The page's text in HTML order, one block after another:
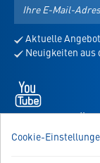
Cookie-
Mail-
für
den
Aktuelle
Neuigkeiten aus
öffnet
neuem
WIR SIND FÜR
Sie haben Fragen,